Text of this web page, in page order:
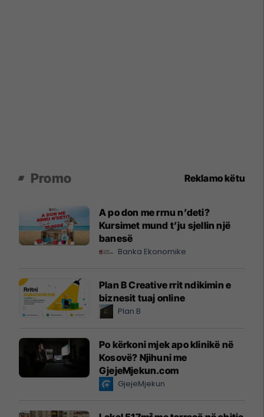
Promo Reklamo këtu
A po don me rrnu n’deti?
Kursimet mund t’ju sjellin një
banesë
Banka Ekonomike
Plan B Creative rrit ndikimin e
biznesit tuaj online
Plan B
Po kërkoni mjek apo klinikë në
Kosovë? Njihuni me
GjejeMjekun.com
GjejeMjekun